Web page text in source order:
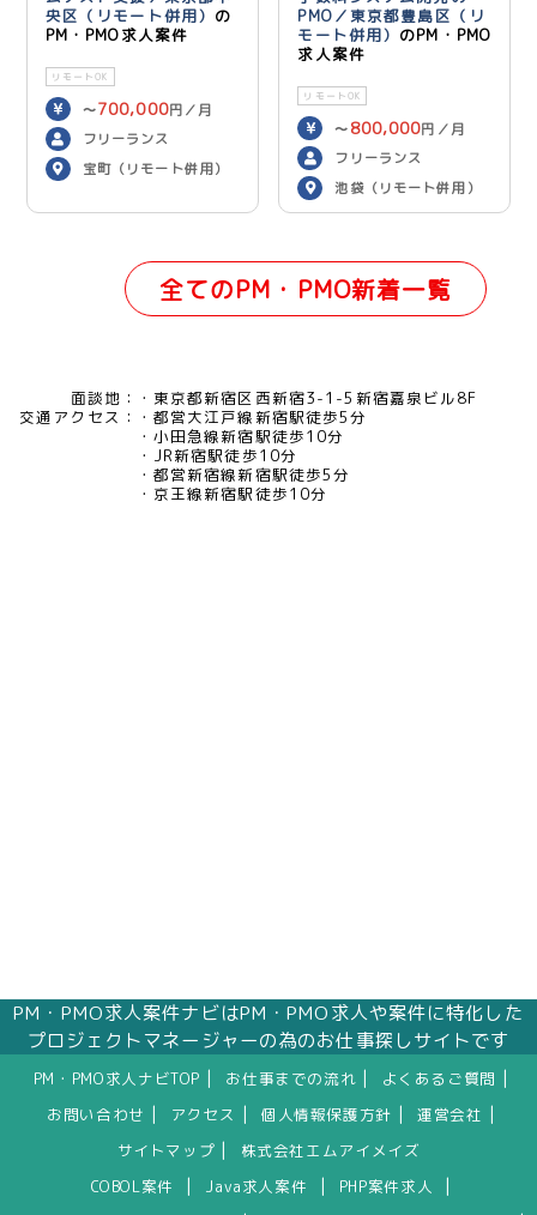
央区（リモート併用） の
PM・PMO求人案件
リモートOK
〜700,000円／月
フリーランス
宝町（リモート併用）
PMO／東京都豊島区（リ
モート併用） のPM・PMO
求人案件
リモートOK
〜 800,000円／月
フリーランス
池袋（リモート併用）
全てのPM・PMO新着一覧
面談地：
東京都新宿区西新宿3-1-5新宿嘉泉ビル8F
交通アクセス：
都営大江戸線新宿駅徒歩5分
小田急線新宿駅徒歩10分
JR新宿駅徒歩10分
都営新宿線新宿駅徒歩5分
京王線新宿駅徒歩10分
PM・PMO求人案件ナビはPM・PMO求人や案件に特化した
プロジェクトマネージャーの為のお仕事探しサイトです
PM・PMO求人ナビTOP お仕事までの流れ よくあるご質問
お問い合わせ アクセス 個人情報保護方針 運営会社
サイトマップ
株式会社エムアイメイズ
COBOL案件
Java求人案件 PHP案件求人